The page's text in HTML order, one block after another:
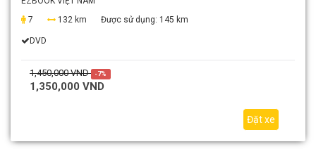
7
132 km Được sử dụng: 145 km
DVD
1,450,000 VND -7%
1,350,000 VND
Đặt xe